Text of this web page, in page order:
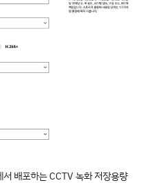
배포하는 CCTV 녹화 저장용량